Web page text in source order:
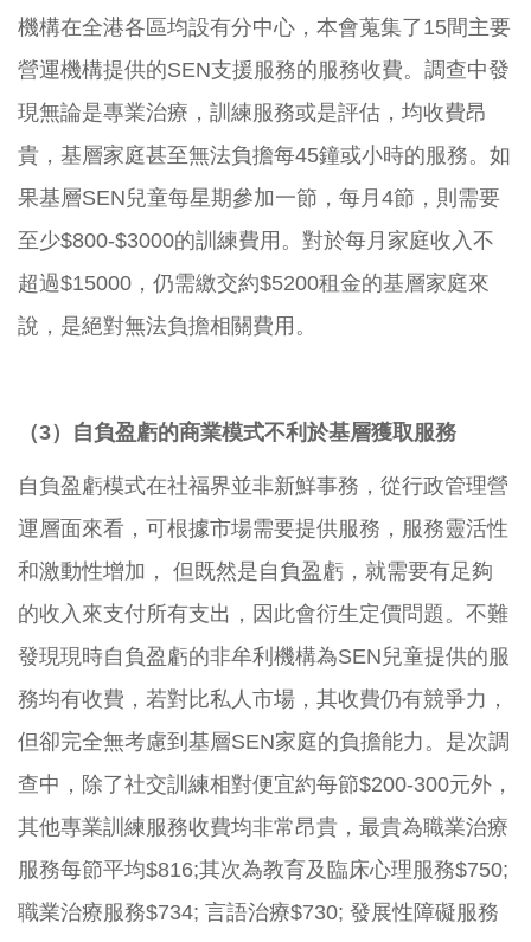
機構在全港各區均設有分中心，本會蒐集了15間主要
營運機構提供的SEN支援服務的服務收費。調查中發
現無論是專業治療，訓練服務或是評估，均收費昂
貴，基層家庭甚至無法負擔每45鐘或小時的服務。如
果基層SEN兒童每星期參加一節，每月4節，則需要
至少$800-$3000的訓練費用。對於每月家庭收入不
超過$15000，仍需繳交約$5200租金的基層家庭來
說，是絕對無法負擔相關費用。
（3）自負盈虧的商業模式不利於基層獲取服務
自負盈虧模式在社福界並非新鮮事務，從行政管理營
運層面來看，可根據市場需要提供服務，服務靈活性
和激動性增加， 但既然是自負盈虧，就需要有足夠
的收入來支付所有支出，因此會衍生定價問題。不難
發現現時自負盈虧的非牟利機構為SEN兒童提供的服
務均有收費，若對比私人市場，其收費仍有競爭力，
但卻完全無考慮到基層SEN家庭的負擔能力。是次調
查中，除了社交訓練相對便宜約每節$200-300元外，
其他專業訓練服務收費均非常昂貴，最貴為職業治療
服務每節平均$816;其次為教育及臨床心理服務$750;
職業治療服務$734; 言語治療$730; 發展性障礙服務